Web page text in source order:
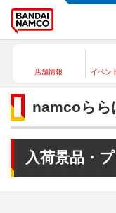
店舗情報 イベン
namcoらら
入荷景品・